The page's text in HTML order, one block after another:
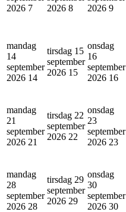
2026 7
2026 8
2026 9
mandag
14
september
2026 14
tirsdag 15
september
2026 15
onsdag
16
september
2026 16
mandag
21
september
2026 21
tirsdag 22
september
2026 22
onsdag
23
september
2026 23
mandag
28
september
2026 28
tirsdag 29
september
2026 29
onsdag
30
september
2026 30